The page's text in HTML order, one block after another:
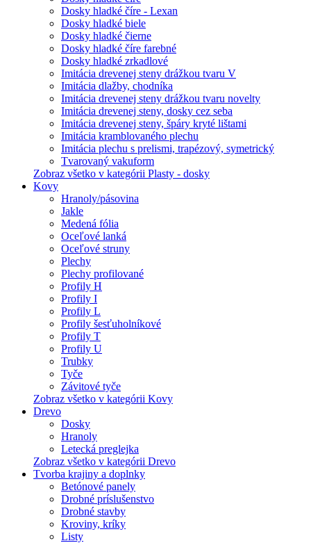
Dosky hladké číre - Lexan
Dosky hladké biele
Dosky hladké čierne
Dosky hladké číre farebné
Dosky hladké zrkadlové
Imitácia drevenej steny drážkou tvaru V
Imitácia dlažby, chodníka
Imitácia drevenej steny drážkou tvaru novelty
Imitácia drevenej steny, dosky cez seba
Imitácia drevenej steny, špáry kryté lištami
Imitácia kramblovaného plechu
Imitácia plechu s prelismi, trapézový, symetrický
Tvarovaný vakuform
Zobraz všetko v kategórii Plasty - dosky
Kovy
Hranoly/pásovina
Jakle
Medená fólia
Oceľové lanká
Oceľové struny
Plechy
Plechy profilované
Profily H
Profily I
Profily L
Profily šesťuholníkové
Profily T
Profily U
Trubky
Tyče
Závitové tyče
Zobraz všetko v kategórii Kovy
Drevo
Dosky
Hranoly
Letecká preglejka
Zobraz všetko v kategórii Drevo
Tvorba krajiny a doplnky
Betónové panely
Drobné príslušenstvo
Drobné stavby
Kroviny, kríky
Listy